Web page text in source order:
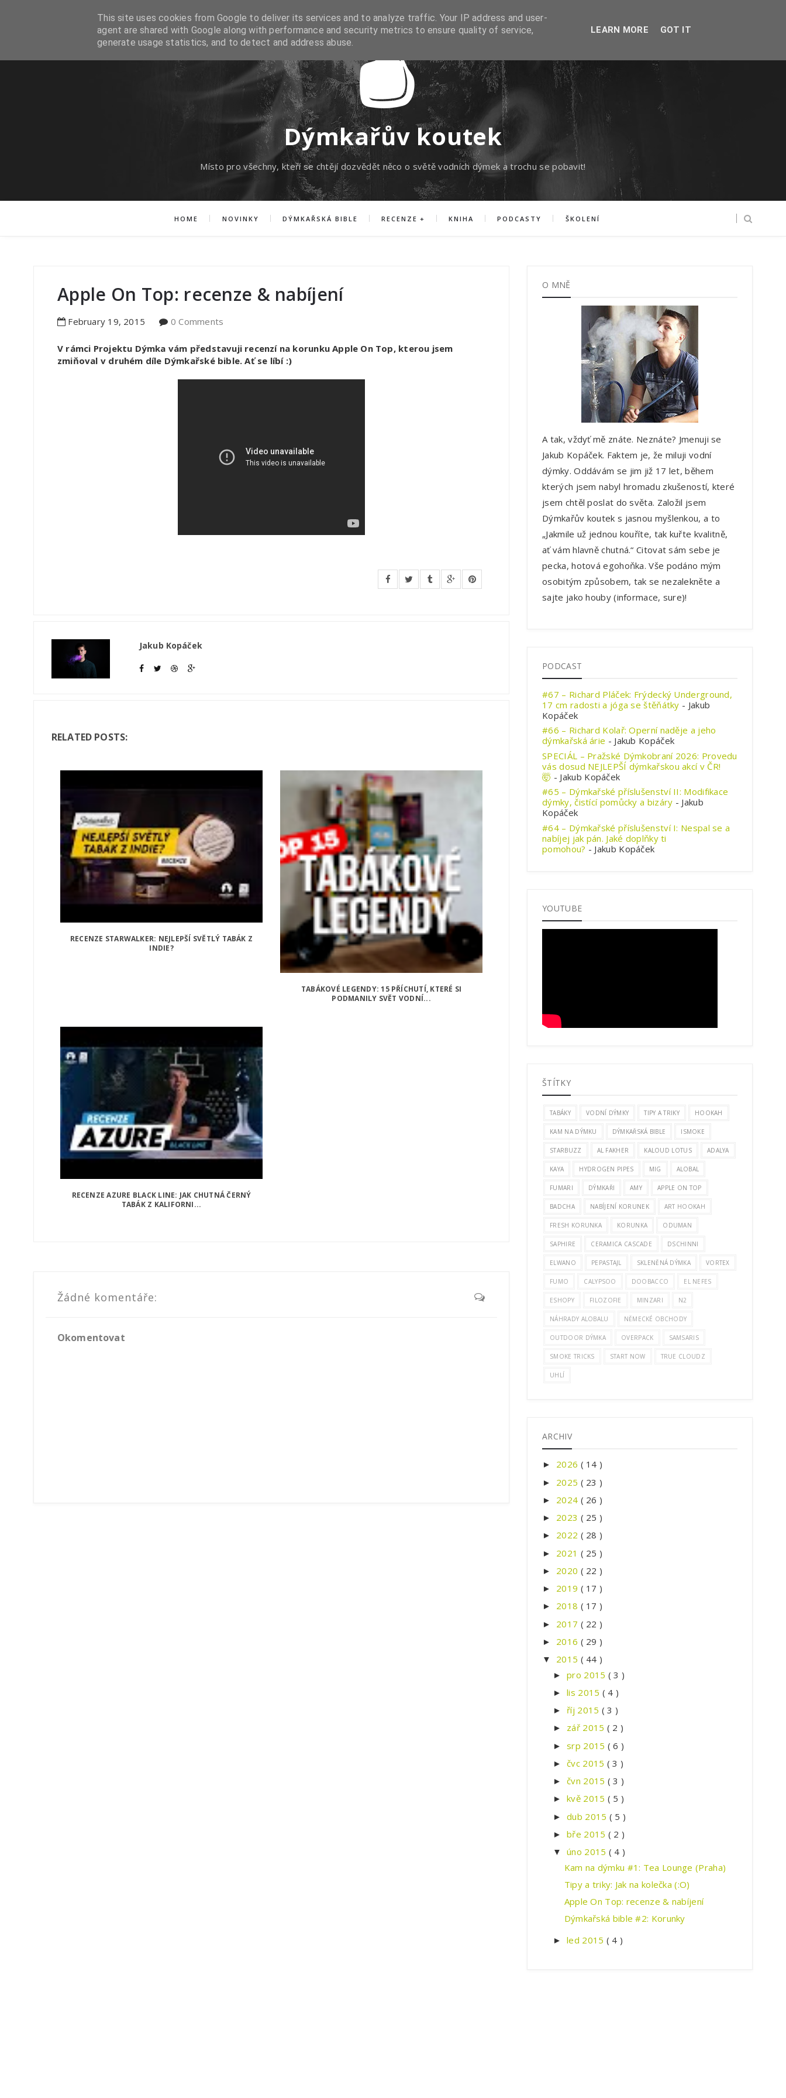
Dýmkařův koutek
Místo pro všechny, kteří se chtějí dozvědět něco o světě vodních dýmek a trochu se pobavit!
HOME NOVINKY DÝMKAŘSKÁ BIBLE RECENZE KNIHA PODCASTY ŠKOLENÍ
Apple On Top: recenze & nabíjení
February 19, 2015 0 Comments
V rámci Projektu Dýmka vám představuji recenzí na korunku Apple On Top, kterou jsem
zmiňoval v druhém díle Dýmkařské bible. Ať se líbí :)
Jakub Kopáček
RELATED POSTS:
RECENZE STARWALKER: NEJLEPŠÍ SVĚTLÝ TABÁK Z
INDIE?
TABÁKOVÉ LEGENDY: 15 PŘÍCHUTÍ, KTERÉ SI
PODMANILY SVĚT VODNÍ...
RECENZE AZURE BLACK LINE: JAK CHUTNÁ ČERNÝ
TABÁK Z KALIFORNI...
Žádné komentáře:
Okomentovat
O MNĚ
A tak, vždyť mě znáte. Neznáte? Jmenuji se
Jakub Kopáček. Faktem je, že miluji vodní
dýmky. Oddávám se jim již 17 let, během
kterých jsem nabyl hromadu zkušeností, které
jsem chtěl poslat do světa. Založil jsem
Dýmkařův koutek s jasnou myšlenkou, a to
„Jakmile už jednou kouříte, tak kuřte kvalitně,
ať vám hlavně chutná.“ Citovat sám sebe je
pecka, hotová egohoňka. Vše podáno mým
osobitým způsobem, tak se nezalekněte a
sajte jako houby (informace, sure)!
PODCAST
#67 – Richard Pláček: Frýdecký Underground,
17 cm radosti a jóga se štěňátky - Jakub
Kopáček
#66 – Richard Kolař: Operní naděje a jeho
dýmkařská árie - Jakub Kopáček
SPECIÁL – Pražské Dýmkobraní 2026: Provedu
vás dosud NEJLEPŠÍ dýmkařskou akcí v ČR!
🤯 - Jakub Kopáček
#65 – Dýmkařské příslušenství II: Modifikace
dýmky, čistící pomůcky a bizáry - Jakub
Kopáček
#64 – Dýmkařské příslušenství I: Nespal se a
nabíjej jak pán. Jaké doplňky ti
pomohou? - Jakub Kopáček
YOUTUBE
ŠTÍTKY
TABÁKY VODNÍ DÝMKY TIPY A TRIKY HOOKAH
KAM NA DÝMKU DÝMKAŘSKÁ BIBLE ISMOKE
STARBUZZ AL FAKHER KALOUD LOTUS ADALYA
KAYA HYDROGEN PIPES MIG ALOBAL
FUMARI DÝMKAŘI AMY APPLE ON TOP
BADCHA NABÍJENÍ KORUNEK ART HOOKAH
FRESH KORUNKA KORUNKA ODUMAN
SAPHIRE CERAMICA CASCADE DSCHINNI
ELWANO PEPASTAJL SKLENĚNÁ DÝMKA VORTEX
FUMO CALYPSOO DOOBACCO EL NEFES
ESHOPY FILOZOFIE MINZARI N2
NÁHRADY ALOBALU NĚMECKÉ OBCHODY
OUTDOOR DÝMKA OVERPACK SAMSARIS
SMOKE TRICKS START NOW TRUE CLOUDZ
UHLÍ
ARCHIV
► 2026 ( 14 )
► 2025 ( 23 )
► 2024 ( 26 )
► 2023 ( 25 )
► 2022 ( 28 )
► 2021 ( 25 )
► 2020 ( 22 )
► 2019 ( 17 )
► 2018 ( 17 )
► 2017 ( 22 )
► 2016 ( 29 )
▼ 2015 ( 44 )
►pro 2015 ( 3 )
►lis 2015 ( 4 )
► říj 2015 ( 3 )
► zář 2015 ( 2 )
►srp 2015 ( 6 )
►čvc 2015 ( 3 )
►čvn 2015 ( 3 )
►kvě 2015 ( 5 )
►dub 2015 ( 5 )
►bře 2015 ( 2 )
▼úno 2015 ( 4 )
Kam na dýmku #1: Tea Lounge (Praha)
Tipy a triky: Jak na kolečka (:O)
Apple On Top: recenze & nabíjení
Dýmkařská bible #2: Korunky
►led 2015 ( 4 )
This site uses cookies from Google to deliver its services and to analyze traffic. Your IP address and user-
agent are shared with Google along with performance and security metrics to ensure quality of service,
generate usage statistics, and to detect and address abuse.
LEARN MORE GOT IT